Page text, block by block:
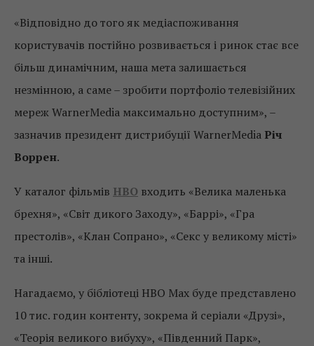
«Відповідно до того як медіаспоживання
користувачів постійно розвивається і ринок стає все
більш динамічним, наша мета залишається
незмінною, а саме – зробити портфоліо телевізійних
мереж WarnerMedia максимально доступним», –
зазначив президент дистрибуції WarnerMedia Річ
Воррен.
У каталог фільмів HBO входить «Велика маленька
брехня», «Світ дикого Заходу», «Баррі», «Гра
престолів», «Клан Сопрано», «Секс у великому місті»
та інші.
Нагадаємо, у бібліотеці HBO Max буде представлено
10 тис. годин контенту, зокрема й серіали «Друзі»,
«Теорія великого вибуху», «Південний Парк»,